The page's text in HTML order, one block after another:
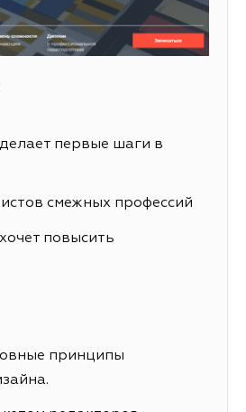
первые шаги в
смежных профессий
повысить
принципы